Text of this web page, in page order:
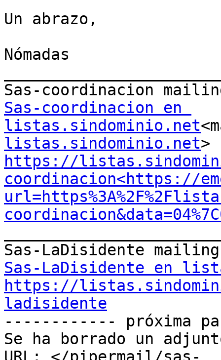
Un abrazo,
Nómadas
Sas-coordinacion en
listas.sindominio.net
listas.sindominio.net
https://
coordinacion<https://
Sas-LaDisidente en
https://
ladisidente
------------ próxima
Se ha borrado un